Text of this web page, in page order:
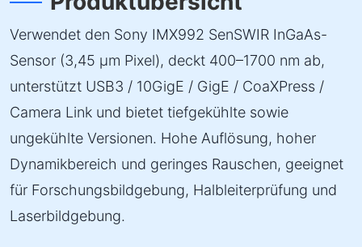
Verwendet den Sony IMX992 SenSWIR InGaAs-
Sensor (3,45 µm Pixel), deckt 400–1700 nm ab,
unterstützt USB3 / 10GigE / GigE / CoaXPress /
Camera Link und bietet tiefgekühlte sowie
ungekühlte Versionen. Hohe Auflösung, hoher
Dynamikbereich und geringes Rauschen, geeignet
für Forschungsbildgebung, Halbleiterprüfung und
Laserbildgebung.